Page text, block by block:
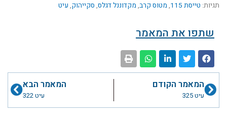
תגיות: טייסת 115 , מטוס קרב, מקדוננל דגלס, סקייהוק, עיט
שתפו את המאמר
קודםהמאמר הקודם
עיט 325
המאמר הבא
עיט 322
הבא